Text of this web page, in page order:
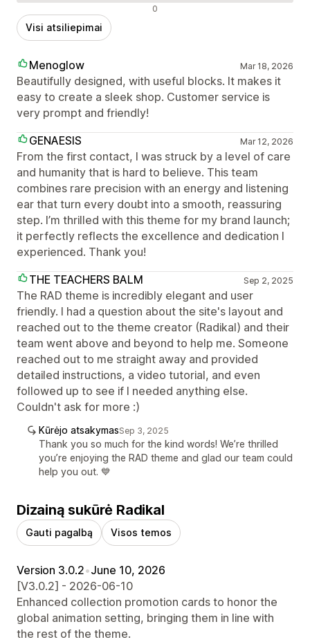
0
Visi atsiliepimai
Menoglow Mar 18, 2026
Beautifully designed, with useful blocks. It makes it
easy to create a sleek shop. Customer service is
very prompt and friendly!
GENAESIS
Mar 12, 2026
From the first contact, I was struck by a level of care
and humanity that is hard to believe. This team
combines rare precision with an energy and listening
ear that turn every doubt into a smooth, reassuring
step. I’m thrilled with this theme for my brand launch;
it perfectly reflects the excellence and dedication I
experienced. Thank you!
THE TEACHERS BALM
Sep 2, 2025
The RAD theme is incredibly elegant and user
friendly. I had a question about the site's layout and
reached out to the theme creator (Radikal) and their
team went above and beyond to help me. Someone
reached out to me straight away and provided
detailed instructions, a video tutorial, and even
followed up to see if I needed anything else.
Couldn't ask for more :)
Kūrėjo atsakymasSep 3, 2025
Thank you so much for the kind words! We’re thrilled
you’re enjoying the RAD theme and glad our team could
help you out. 💙
Dizainą sukūrė Radikal
Gauti pagalbą Visos temos
Version 3.0.2•June 10, 2026
[V3.0.2] - 2026-06-10
Enhanced collection promotion cards to honor the
global animation setting, bringing them in line with
the rest of the theme.